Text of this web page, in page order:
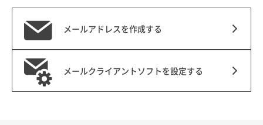
メールアドレスを作成する
メールクライアントソフトを設定する